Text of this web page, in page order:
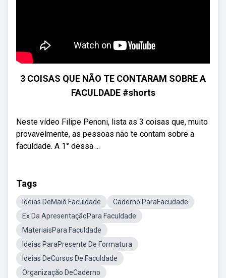
3 COISAS QUE NÃO TE CONTARAM SOBRE A
FACULDADE #shorts
Neste vídeo Filipe Penoni, lista as 3 coisas que, muito
provavelmente, as pessoas não te contam sobre a
faculdade. A 1° dessa ...
Tags
Ideias DeMaiô Faculdade
Caderno ParaFacudade
Ex Da ApresentaçãoPara Faculdade
MateriaisPara Faculdade
Ideias ParaPresente De Formatura
Ideias DeCursos De Faculdade
Organização DeCaderno